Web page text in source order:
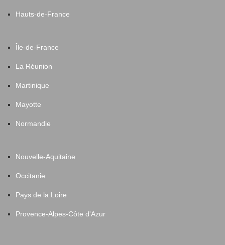
Hauts-de-France
Île-de-France
La Réunion
Martinique
Mayotte
Normandie
Nouvelle-Aquitaine
Occitanie
Pays de la Loire
Provence-Alpes-Côte d'Azur